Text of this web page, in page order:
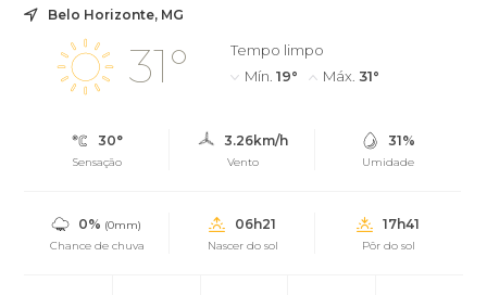
Belo Horizonte, MG
31°
Tempo limpo
Mín. 19° Máx. 31°
30°
Sensação
3.26km/h
Vento
31%
Umidade
0% (0mm)
Chance de chuva
06h21
Nascer do sol
17h41
Pôr do sol